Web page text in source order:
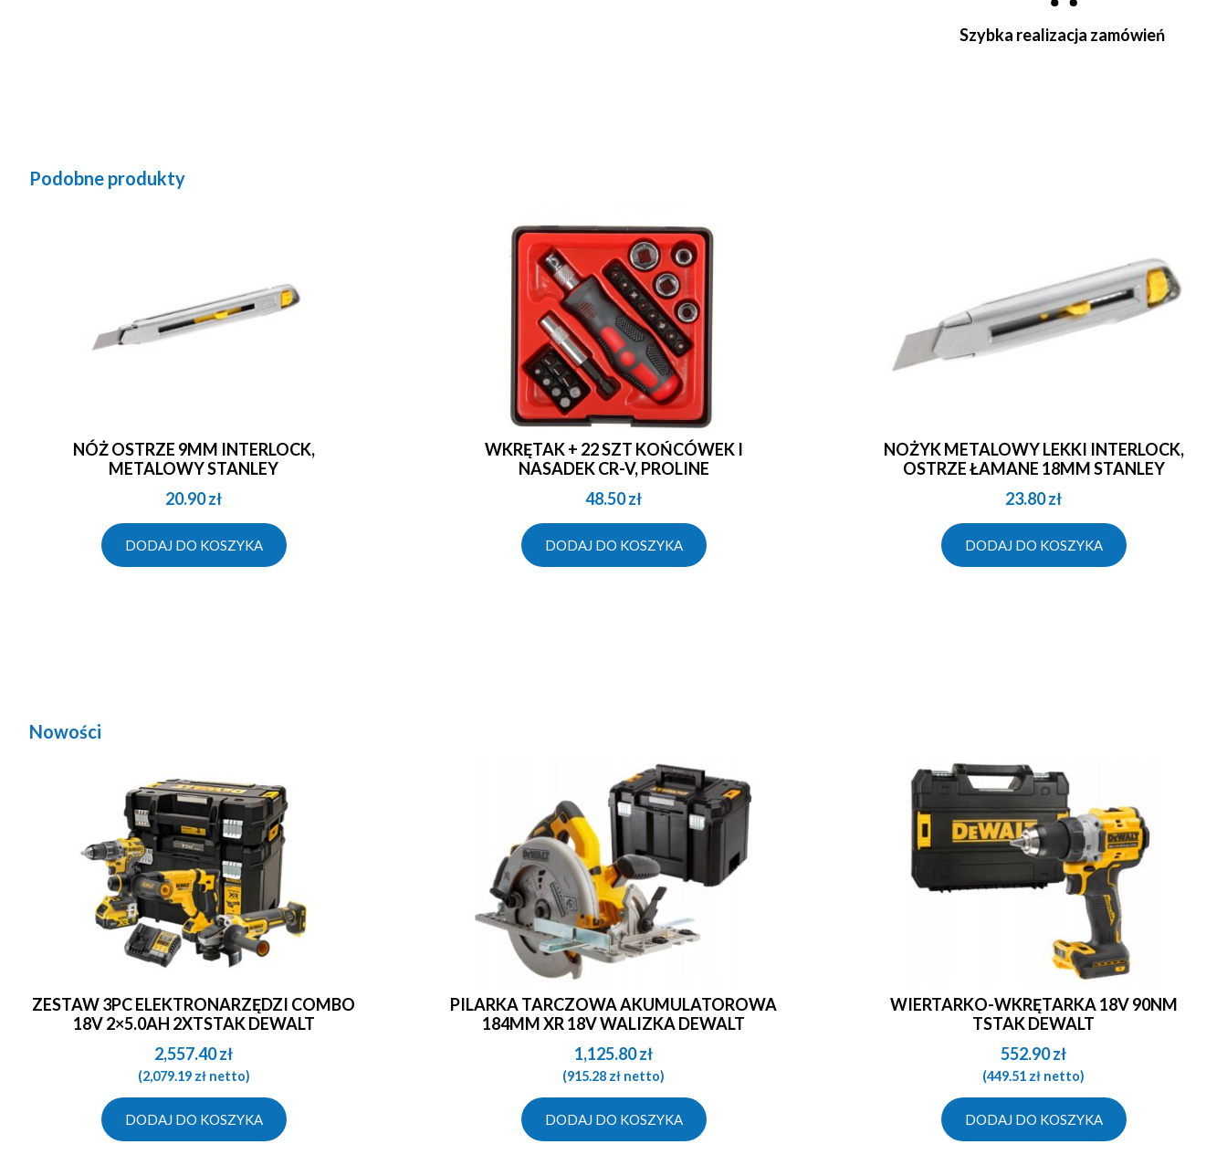
Szybka realizacja zamówień
Podobne produkty
NÓŻ OSTRZE 9MM INTERLOCK,
METALOWY STANLEY
20.90zł
DODAJ DO KOSZYKA
WKRĘTAK + 22 SZT KOŃCÓWEK I
NASADEK CR-V, PROLINE
48.50zł
DODAJ DO KOSZYKA
NOŻYK METALOWY LEKKI INTERLOCK,
OSTRZE ŁAMANE 18MM STANLEY
23.80zł
DODAJ DO KOSZYKA
Nowości
ZESTAW 3PC ELEKTRONARZĘDZI COMBO
18V 2×5.0AH 2XTSTAK DEWALT
2,557.40zł
(2,079.19 złnetto)
DODAJ DO KOSZYKA
PILARKA TARCZOWA AKUMULATOROWA
184MM XR 18V WALIZKA DEWALT
1,125.80zł
(915.28 zł netto)
DODAJ DO KOSZYKA
WIERTARKO-WKRĘTARKA 18V 90NM
TSTAK DEWALT
552.90zł
(449.51 zł netto)
DODAJ DO KOSZYKA